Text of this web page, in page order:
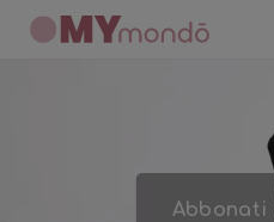
Abbonati